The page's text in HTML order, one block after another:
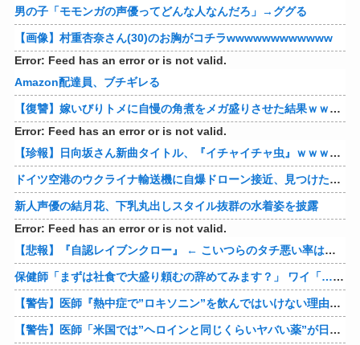
男の子「モモンガの声優ってどんな人なんだろ」→ググる
【画像】村重杏奈さん(30)のお胸がコチラwwwwwwwwwwww
Error: Feed has an error or is not valid.
Amazon配達員、ブチギレる
【復讐】嫁いびりトメに自慢の角煮をメガ盛りさせた結果ｗｗｗｗ 他
Error: Feed has an error or is not valid.
【珍報】日向坂さん新曲タイトル、『イチャイチャ虫』ｗｗｗ★2
ドイツ空港のウクライナ輸送機に自爆ドローン接近、見つけた空港職員が蹴り落とす…高性能プラスチック爆弾搭載！
新人声優の結月花、下乳丸出しスタイル抜群の水着姿を披露
Error: Feed has an error or is not valid.
【悲報】『自認レイブンクロー』 ← こいつらのタチ悪い率は異常
保健師「まずは社食で大盛り頼むの辞めてみます？」 ワイ「…食っちゃいけないものを売ってるのか？」
【警告】医師『熱中症で”ロキソニン”を飲んではいけない理由がこれ』
【警告】医師「米国では”ヘロインと同じくらいヤバい薬”が日本では平気で処方されてる」